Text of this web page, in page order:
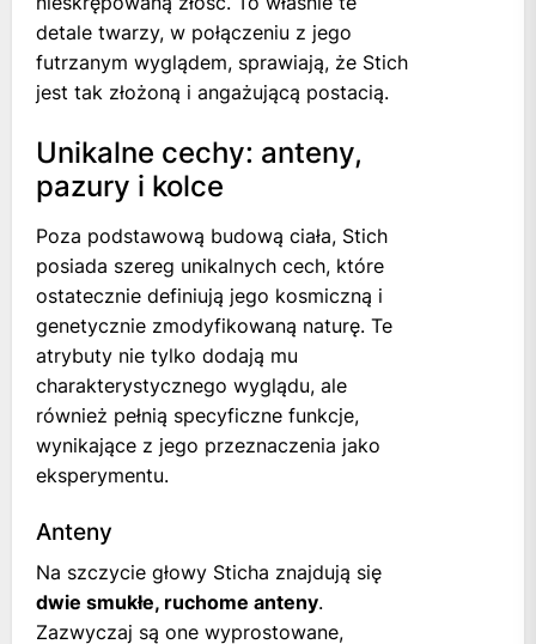
detale twarzy, w połączeniu z jego
futrzanym wyglądem, sprawiają, że Stich
jest tak złożoną i angażującą postacią.
Unikalne cechy: anteny,
pazury i kolce
Poza podstawową budową ciała, Stich
posiada szereg unikalnych cech, które
ostatecznie definiują jego kosmiczną i
genetycznie zmodyfikowaną naturę. Te
atrybuty nie tylko dodają mu
charakterystycznego wyglądu, ale
również pełnią specyficzne funkcje,
wynikające z jego przeznaczenia jako
eksperymentu.
Anteny
Na szczycie głowy Sticha znajdują się
dwie smukłe, ruchome anteny.
Zazwyczaj są one wyprostowane,